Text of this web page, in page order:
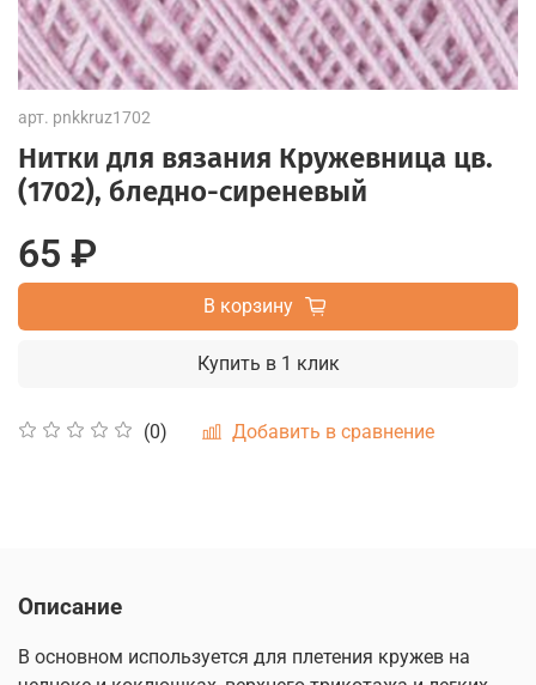
арт. pnkkruz1702
Нитки для вязания Кружевница цв.
(1702), бледно-сиреневый
(0) Добавить в сравнение
65 ₽
В корзину
Купить в 1 клик
Описание
В основном используется для плетения кружев на